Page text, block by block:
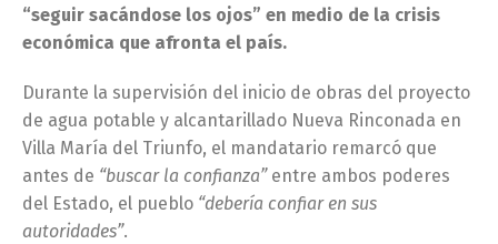
“seguir sacándose los ojos” en medio de la crisis
económica que afronta el país.
Durante la supervisión del inicio de obras del proyecto
de agua potable y alcantarillado Nueva Rinconada en
Villa María del Triunfo, el mandatario remarcó que
antes de “buscar la confianza”entre ambos poderes
del Estado, el pueblo “debería confiar en sus
autoridades”.